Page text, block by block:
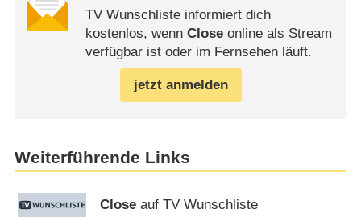
TV Wunschliste informiert dich
kostenlos, wenn Closeonline als Stream
verfügbar ist oder im Fernsehen läuft.
jetzt anmelden
Weiterführende Links
Close auf TV Wunschliste